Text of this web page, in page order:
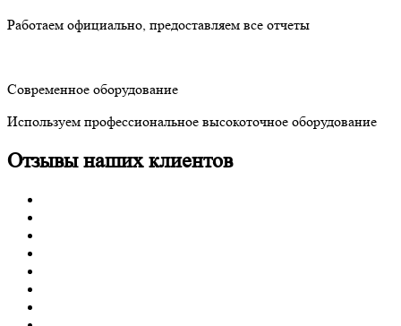
Работаем официально, предоставляем все отчеты
Современное оборудование
Используем профессиональное высокоточное оборудование
Отзывы наших клиентов